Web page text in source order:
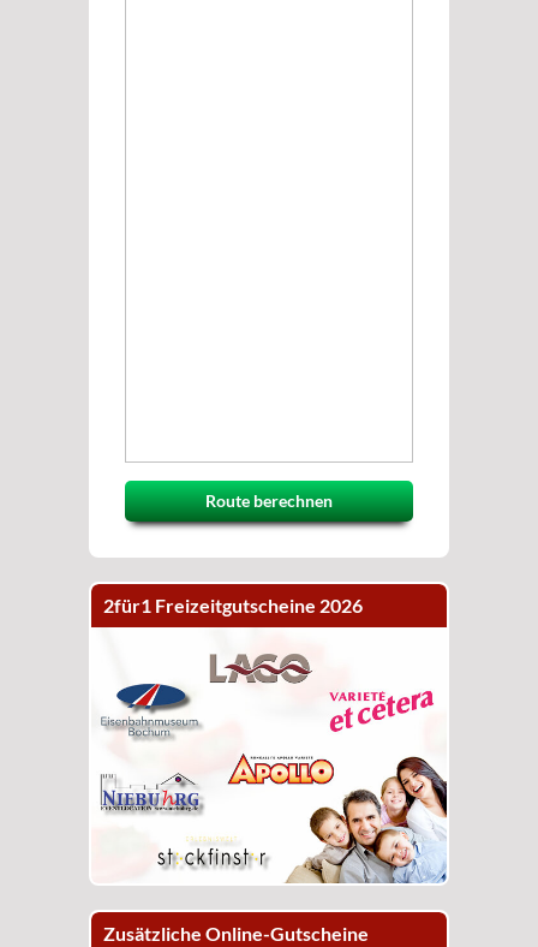
Route berechnen
2für1 Freizeitgutscheine 2026
Zusätzliche Online-Gutscheine